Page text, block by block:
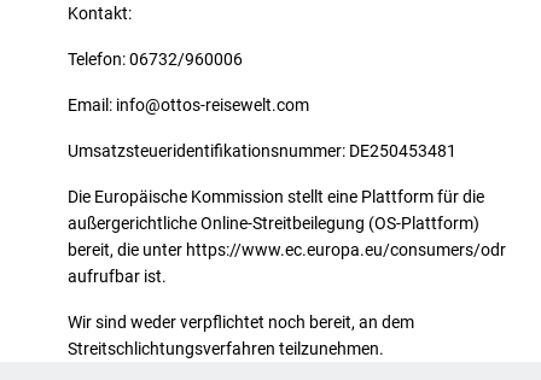
Kontakt:
Telefon: 06732/960006
Email: info@ottos-reisewelt.com
Umsatzsteueridentifikationsnummer: DE250453481
Die Europäische Kommission stellt eine Plattform für die
außergerichtliche Online-Streitbeilegung (OS-Plattform)
bereit, die unter https://www.ec.europa.eu/consumers/odr
aufrufbar ist.
Wir sind weder verpflichtet noch bereit, an dem
Streitschlichtungsverfahren teilzunehmen.